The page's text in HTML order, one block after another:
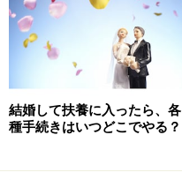
結婚して扶養に入ったら、各
種手続きはいつどこでやる？